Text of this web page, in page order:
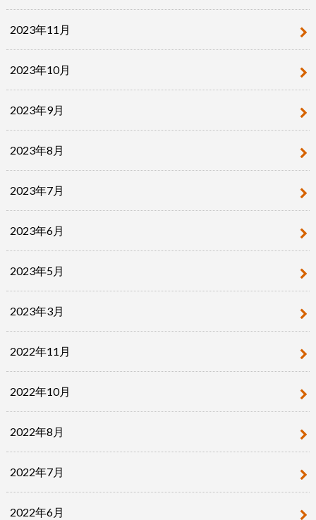
2023年11月
2023年10月
2023年9月
2023年8月
2023年7月
2023年6月
2023年5月
2023年3月
2022年11月
2022年10月
2022年8月
2022年7月
2022年6月